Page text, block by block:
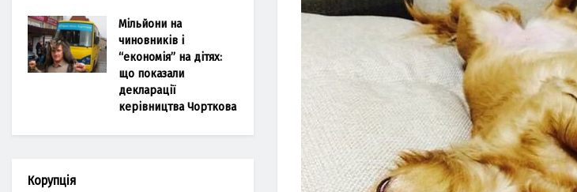
Мільйони на
чиновників і
“економія” на дітях:
що показали
декларації
керівництва Чорткова
Корупція